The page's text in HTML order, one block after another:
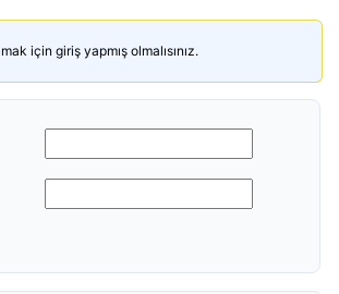
için giriş yapmış olmalısınız.